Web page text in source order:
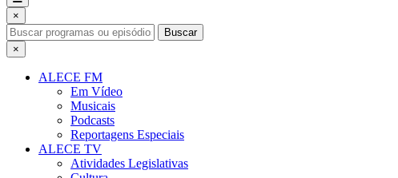
×
Buscar
×
ALECE FM
Em Vídeo
Musicais
Podcasts
Reportagens Especiais
ALECE TV
Atividades Legislativas